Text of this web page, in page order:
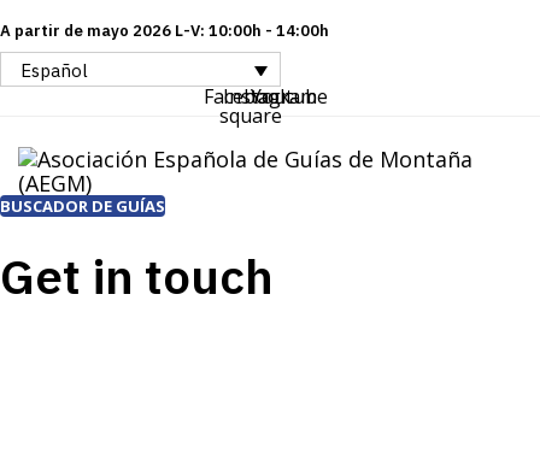
A partir de mayo 2026 L-V: 10:00h - 14:00h
Español
Facebook-
square
Instagram
Youtube
BUSCADOR DE GUÍAS
Get in touch